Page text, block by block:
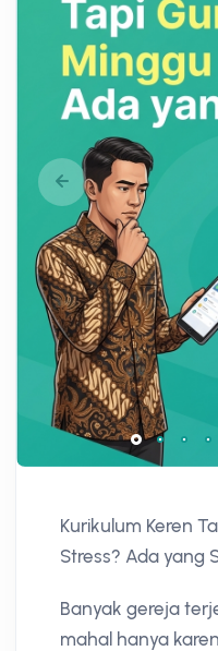
Kurikulum Keren
Stress? Ada yang
Banyak gereja
mahal hanya